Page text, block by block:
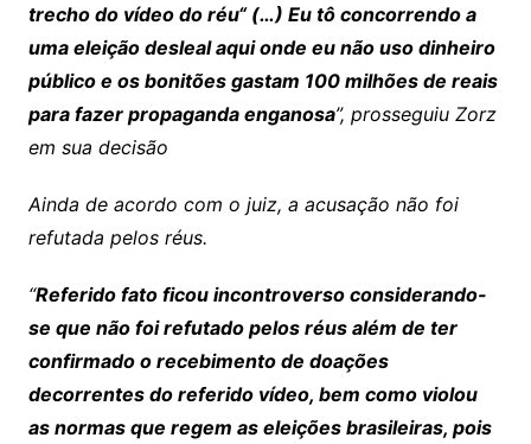
trecho do vídeo do réu“ (…) Eu tô concorrendo a
uma eleição desleal aqui onde eu não uso dinheiro
público e os bonitões gastam 100 milhões de reais
para fazer propaganda enganosa”, prosseguiu Zorz
em sua decisão
Ainda de acordo com o juiz, a acusação não foi
refutada pelos réus.
“Referido fato ficou incontroverso considerando-
se que não foi refutado pelos réus além de ter
confirmado o recebimento de doações
decorrentes do referido vídeo, bem como violou
as normas que regem as eleições brasileiras, pois